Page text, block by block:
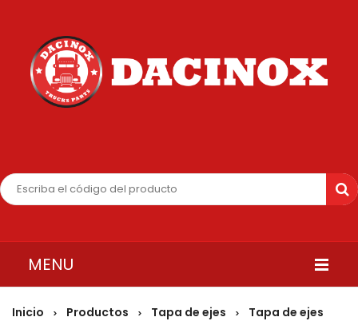
MENU
INICIO
Inicio > Productos > Tapa de ejes >
Tapa de ejes